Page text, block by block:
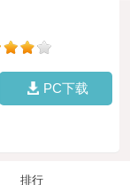
PC下载
排行